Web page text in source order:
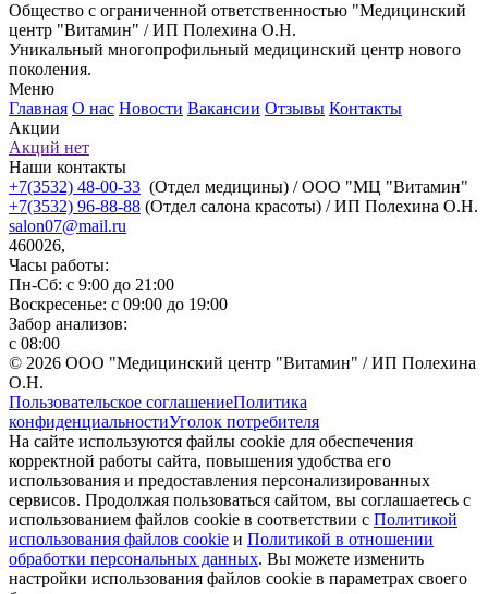
Общество с ограниченной ответственностью "Медицинский
центр "Витамин" / ИП Полехина О.Н.
Уникальный многопрофильный медицинский центр нового
поколения.
Меню
Главная О нас Новости Вакансии Отзывы Контакты
Акции
Акций нет
Наши контакты
+7(3532) 48-00-33 (Отдел медицины) / ООО "МЦ "Витамин"
+7(3532) 96-88-88 (Отдел салона красоты) / ИП Полехина О.Н.
salon07@mail.ru
460026,
Часы работы:
Пн-Сб: с 9:00 до 21:00
Воскресенье: с 09:00 до 19:00
Забор анализов:
с 08:00
© 2026 ООО "Медицинский центр "Витамин" / ИП Полехина
О.Н.
Пользовательское соглашениеПолитика
конфиденциальностиУголок потребителя
На сайте используются файлы cookie для обеспечения
корректной работы сайта, повышения удобства его
использования и предоставления персонализированных
сервисов. Продолжая пользоваться сайтом, вы соглашаетесь с
использованием файлов cookie в соответствии с Политикой
использования файлов cookie и Политикой в отношении
обработки персональных данных. Вы можете изменить
настройки использования файлов cookie в параметрах своего